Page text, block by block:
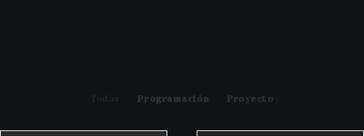
Programación Proyecto